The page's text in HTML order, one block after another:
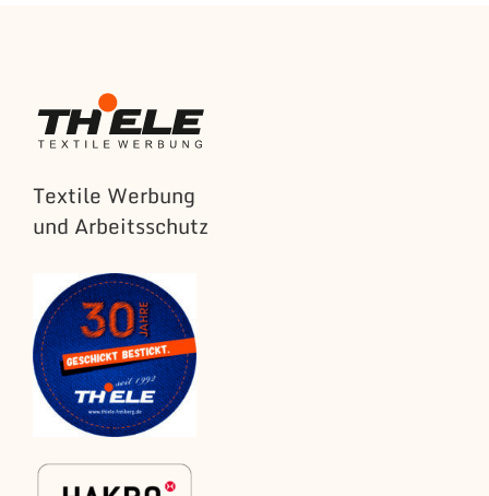
Textile Werbung
und Arbeitsschutz